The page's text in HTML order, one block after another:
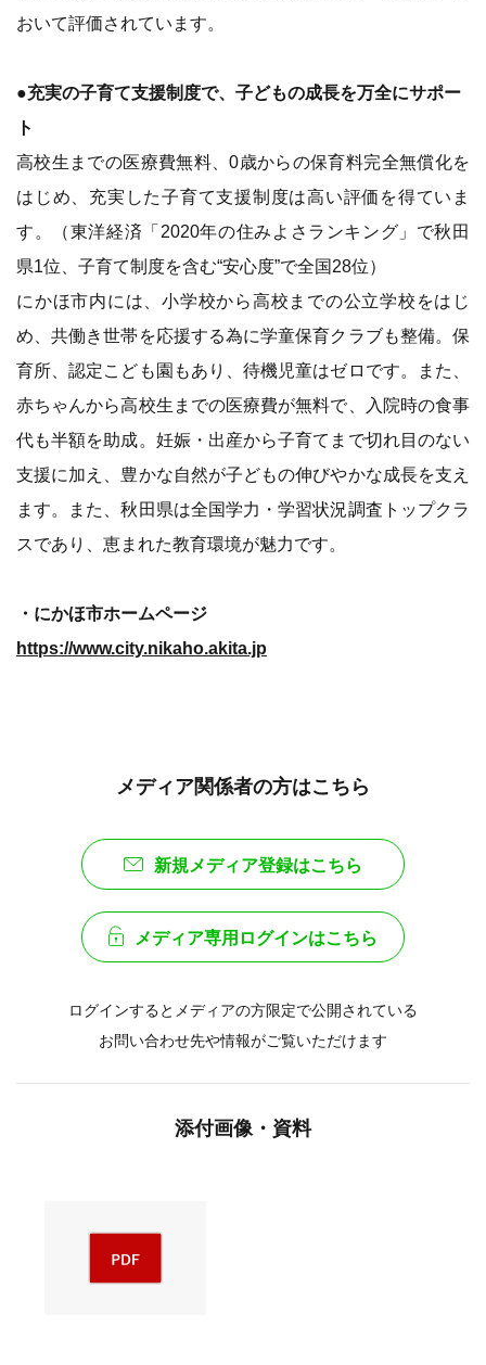
おいて評価されています。
●充実の子育て支援制度で、子どもの成長を万全にサポー
ト
高校生までの医療費無料、0歳からの保育料完全無償化を
はじめ、充実した子育て支援制度は高い評価を得ていま
す。（東洋経済「2020年の住みよさランキング」で秋田
県1位、子育て制度を含む“安心度”で全国28位）
にかほ市内には、小学校から高校までの公立学校をはじ
め、共働き世帯を応援する為に学童保育クラブも整備。保
育所、認定こども園もあり、待機児童はゼロです。また、
赤ちゃんから高校生までの医療費が無料で、入院時の食事
代も半額を助成。妊娠・出産から子育てまで切れ目のない
支援に加え、豊かな自然が子どもの伸びやかな成長を支え
ます。また、秋田県は全国学力・学習状況調査トップクラ
スであり、恵まれた教育環境が魅力です。
・にかほ市ホームページ
https://www.city.nikaho.akita.jp
メディア関係者の方はこちら
新規メディア登録はこちら
メディア専用ログインはこちら
ログインするとメディアの方限定で公開されている
お問い合わせ先や情報がご覧いただけます
添付画像・資料